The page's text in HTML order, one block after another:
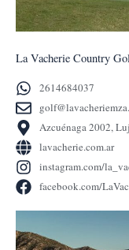
La Vacherie Country
2614684037
Azcuénaga 2002,
lavacherie.com.ar
instagram.com/
facebook.com/